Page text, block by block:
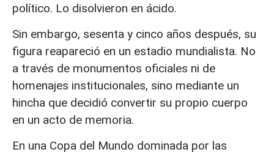
político. Lo disolvieron en ácido.
Sin embargo, sesenta y cinco años después, su
figura reapareció en un estadio mundialista. No
a través de monumentos oficiales ni de
homenajes institucionales, sino mediante un
hincha que decidió convertir su propio cuerpo
en un acto de memoria.
En una Copa del Mundo dominada por las